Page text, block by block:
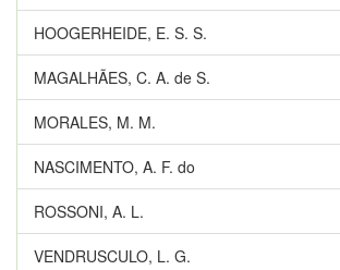
HOOGERHEIDE, E. S. S.
MAGALHÃES, C. A. de S.
MORALES, M. M.
NASCIMENTO, A. F. do
ROSSONI, A. L.
VENDRUSCULO, L. G.